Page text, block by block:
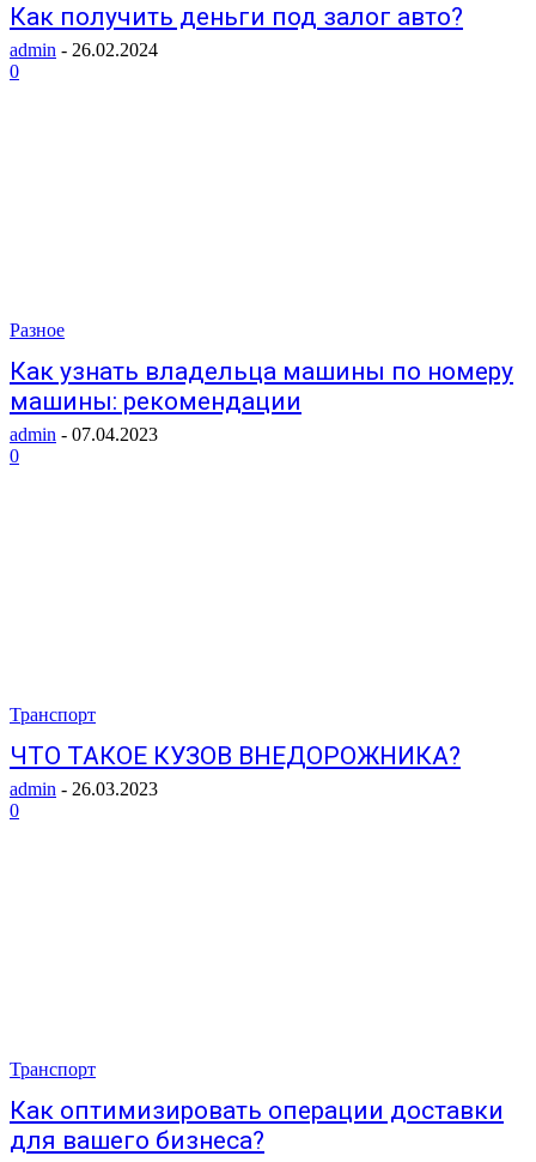
Как получить деньги под залог авто?
admin - 26.02.2024
0
Разное
Как узнать владельца машины по номеру
машины: рекомендации
admin - 07.04.2023
0
Транспорт
ЧТО ТАКОЕ КУЗОВ ВНЕДОРОЖНИКА?
admin - 26.03.2023
0
Транспорт
Как оптимизировать операции доставки
для вашего бизнеса?